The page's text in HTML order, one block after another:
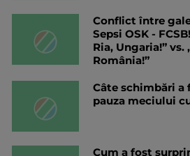
Conflict între
Sepsi OSK -
Ria, Ungaria!” vs.
România!”
Câte schimbări a
pauza meciului
Cum a fost